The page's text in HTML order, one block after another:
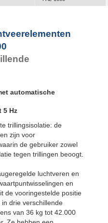
automatische
5 Hz
trillingsisolatie: de
zijn voor
de gebruiker zowel
tegen trillingen beoogt.
luchtveren en
en
de vooringestelde positie
drie verschillende
van 36 kg tot 42.000